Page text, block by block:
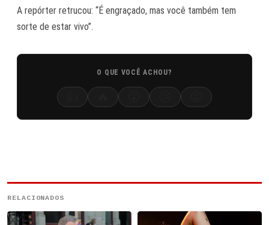
A repórter retrucou: “É engraçado, mas você também tem
sorte de estar vivo”.
O QUE VOCÊ ACHOU?
RELACIONADOS